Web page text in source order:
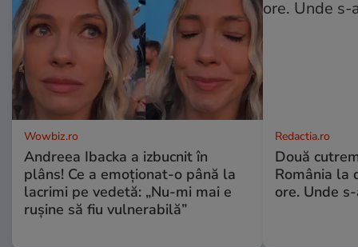
Wowbiz.ro
Andreea Ibacka a izbucnit în
plâns! Ce a emoționat-o până la
lacrimi pe vedetă: „Nu-mi mai e
rușine să fiu vulnerabilă”
Redactia.ro
Două
România la
ore. Unde